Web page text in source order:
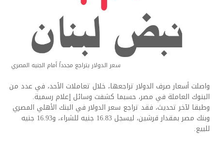
سعر الدولار يتراجع مجدداً أمام الجنيه المصري
واصلت أسعار صرف الدولار تراجعها، خلال تعاملات الأحد، في عدد من
البنوك العاملة في مصر، حسبما كشفت وسائل إعلام رسمية.
وطبقا لآخر تحديث، فقد تراجع سعر الدولار في البنك الأهلي المصري
وبنك مصر بمقدار قرشين، ليسجل 16.83 جنيه للشراء، و16.93 جنيه
للبيع.